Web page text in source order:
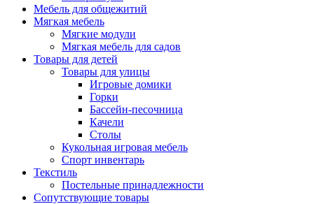
Мебель для общежитий
Мягкая мебель
Мягкие модули
Мягкая мебель для садов
Товары для детей
Товары для улицы
Игровые домики
Горки
Бассейн-песочница
Качели
Столы
Кукольная игровая мебель
Спорт инвентарь
Текстиль
Постельные принадлежности
Сопутствующие товары